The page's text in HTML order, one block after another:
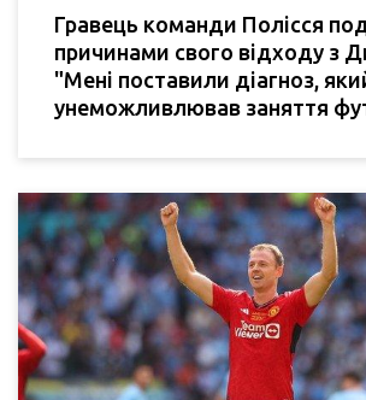
Гравець команди Полісся
причинами свого відходу з
"Мені поставили діагноз,
унеможливлював заняття